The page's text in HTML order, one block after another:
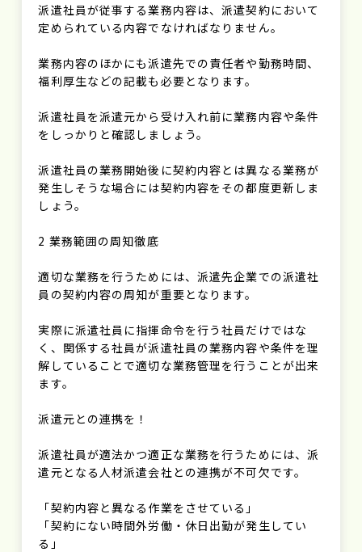
派遣社員が従事する業務内容は、派遣契約において
定められている内容でなければなりません。
業務内容のほかにも派遣先での責任者や勤務時間、
福利厚生などの記載も必要となります。
派遣社員を派遣元から受け入れ前に業務内容や条件
をしっかりと確認しましょう。
派遣社員の業務開始後に契約内容とは異なる業務が
発生しそうな場合には契約内容をその都度更新しま
しょう。
2 業務範囲の周知徹底
適切な業務を行うためには、派遣先企業での派遣社
員の契約内容の周知が重要となります。
実際に派遣社員に指揮命令を行う社員だけではな
く、関係する社員が派遣社員の業務内容や条件を理
解していることで適切な業務管理を行うことが出来
ます。
派遣元との連携を！
派遣社員が適法かつ適正な業務を行うためには、派
遣元となる人材派遣会社との連携が不可欠です。
「契約内容と異なる作業をさせている」
「契約にない時間外労働・休日出勤が発生してい
る」